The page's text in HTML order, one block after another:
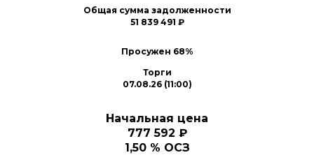
Общая сумма задолженности
51 839 491 ₽
Просужен 68%
Торги
07.08.26 (11:00)
Начальная цена
777 592 ₽
1,50 % ОСЗ